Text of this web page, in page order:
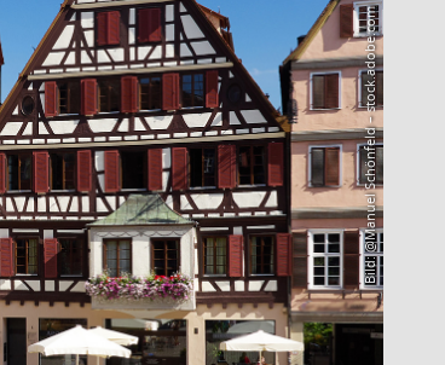
Bild: @Manuel Schönfeld – stock.adobe.com